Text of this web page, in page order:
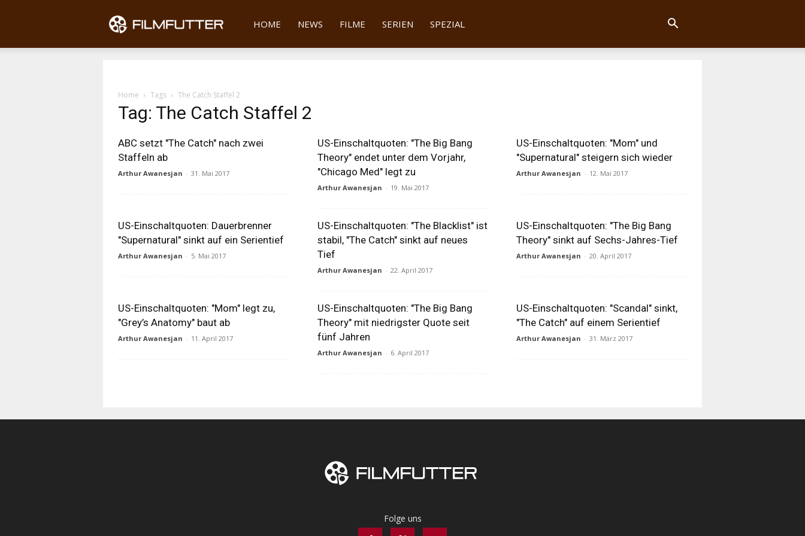
Filmfutter
HOME NEWS FILME SERIEN SPEZIAL
Home Tags The Catch Staffel 2
Tag: The Catch Staffel 2
ABC setzt "The Catch" nach zwei
Staffeln ab
Arthur Awanesjan - 31. Mai 2017
US-Einschaltquoten: "The Big Bang
Theory" endet unter dem Vorjahr,
"Chicago Med" legt zu
Arthur Awanesjan - 19. Mai 2017
US-Einschaltquoten: "Mom" und
"Supernatural" steigern sich wieder
Arthur Awanesjan - 12. Mai 2017
US-Einschaltquoten: Dauerbrenner
"Supernatural" sinkt auf ein Serientief
Arthur Awanesjan - 5. Mai 2017
US-Einschaltquoten: "The Blacklist" ist
stabil, "The Catch" sinkt auf neues
Tief
Arthur Awanesjan - 22. April 2017
US-Einschaltquoten: "The Big Bang
Theory" sinkt auf Sechs-Jahres-Tief
Arthur Awanesjan - 20. April 2017
US-Einschaltquoten: "Mom" legt zu,
"Grey’s Anatomy" baut ab
Arthur Awanesjan - 11. April 2017
US-Einschaltquoten: "The Big Bang
Theory" mit niedrigster Quote seit
fünf Jahren
Arthur Awanesjan - 6. April 2017
US-Einschaltquoten: "Scandal" sinkt,
"The Catch" auf einem Serientief
Arthur Awanesjan - 31. März 2017
Folge uns